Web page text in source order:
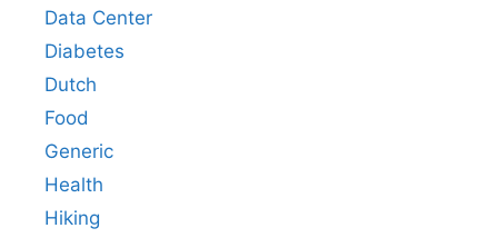
Data Center
Diabetes
Dutch
Food
Generic
Health
Hiking